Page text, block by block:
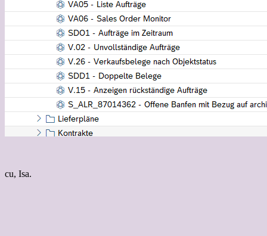
cu, Isa.